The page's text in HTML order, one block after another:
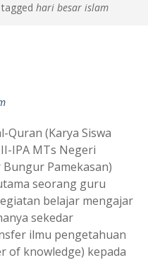
hari besar islam
Quran (Karya Siswa
IPA MTs Negeri
Bungur Pamekasan)
seorang guru
belajar mengajar
sekedar
ilmu pengetahuan
of knowledge) kepada